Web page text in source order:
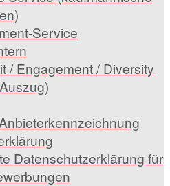
Service
/ Engagement / Diversity
Datenschutzerklärung für